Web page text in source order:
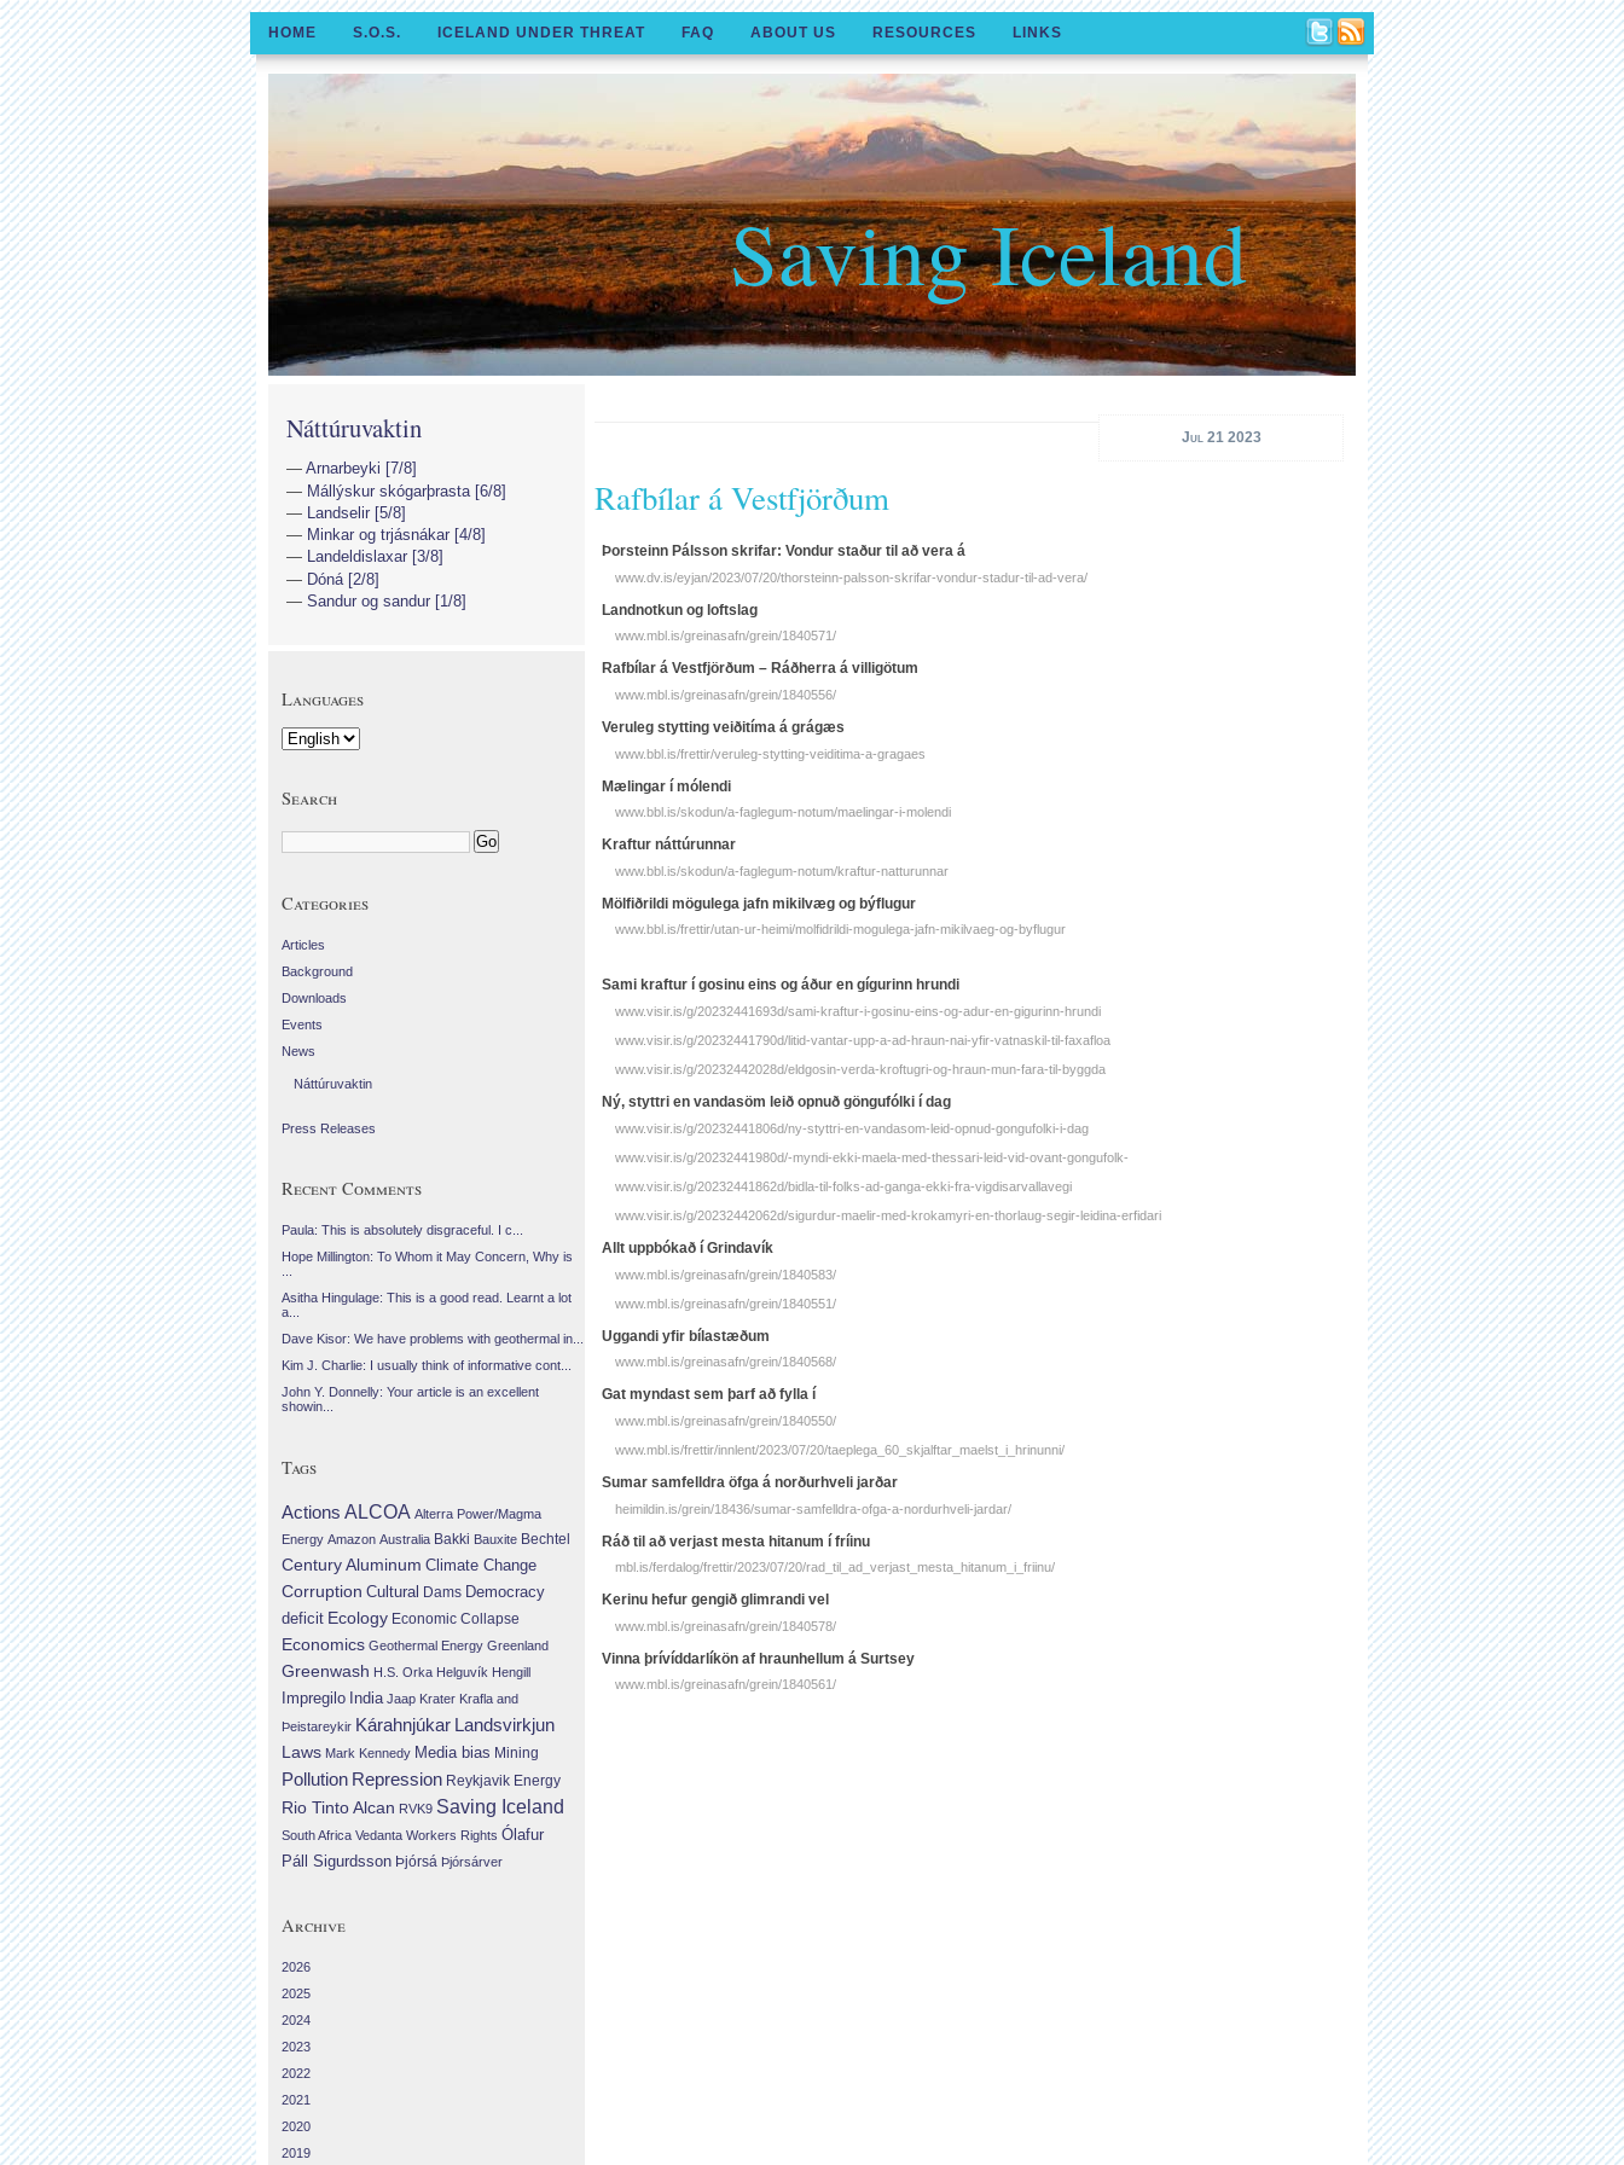
HOME S.O.S. ICELAND UNDER THREAT FAQ ABOUT US RESOURCES LINKS
Saving Iceland
Jul 21 2023
Rafbílar á Vestfjörðum
Þorsteinn Pálsson skrifar: Vondur staður til að vera á
www.dv.is/eyjan/2023/07/20/thorsteinn-palsson-skrifar-vondur-stadur-til-ad-vera/
Landnotkun og loftslag
www.mbl.is/greinasafn/grein/1840571/
Rafbílar á Vestfjörðum – Ráðherra á villigötum
www.mbl.is/greinasafn/grein/1840556/
Veruleg stytting veiðitíma á grágæs
www.bbl.is/frettir/veruleg-stytting-veiditima-a-gragaes
Mælingar í mólendi
www.bbl.is/skodun/a-faglegum-notum/maelingar-i-molendi
Kraftur náttúrunnar
www.bbl.is/skodun/a-faglegum-notum/kraftur-natturunnar
Mölfiðrildi mögulega jafn mikilvæg og býflugur
www.bbl.is/frettir/utan-ur-heimi/molfidrildi-mogulega-jafn-mikilvaeg-og-byflugur
Sami kraftur í gosinu eins og áður en gígurinn hrundi
www.visir.is/g/20232441693d/sami-kraftur-i-gosinu-eins-og-adur-en-gigurinn-hrundi
www.visir.is/g/20232441790d/litid-vantar-upp-a-ad-hraun-nai-yfir-vatnaskil-til-faxafloa
www.visir.is/g/20232442028d/eldgosin-verda-kroftugri-og-hraun-mun-fara-til-byggda
Ný, styttri en vanda­söm leið opnuð göngu­fólki í dag
www.visir.is/g/20232441806d/ny-styttri-en-vandasom-leid-opnud-gongufolki-i-dag
www.visir.is/g/20232441980d/-myndi-ekki-maela-med-thessari-leid-vid-ovant-gongufolk-
www.visir.is/g/20232441862d/bidla-til-folks-ad-ganga-ekki-fra-vigdisarvallavegi
www.visir.is/g/20232442062d/sigurdur-maelir-med-krokamyri-en-thorlaug-segir-leidina-erfidari
Allt uppbókað í Grindavík
www.mbl.is/greinasafn/grein/1840583/
www.mbl.is/greinasafn/grein/1840551/
Uggandi yfir bílastæðum
www.mbl.is/greinasafn/grein/1840568/
Gat myndast sem þarf að fylla í
www.mbl.is/greinasafn/grein/1840550/
www.mbl.is/frettir/innlent/2023/07/20/taeplega_60_skjalftar_maelst_i_hrinunni/
Sumar samfelldra öfga á norðurhveli jarðar
heimildin.is/grein/18436/sumar-samfelldra-ofga-a-nordurhveli-jardar/
Ráð til að verjast mesta hitanum í fríinu
mbl.is/ferdalog/frettir/2023/07/20/rad_til_ad_verjast_mesta_hitanum_i_friinu/
Kerinu hefur gengið glimrandi vel
www.mbl.is/greinasafn/grein/1840578/
Vinna þrívíddarlíkön af hraunhellum á Surtsey
www.mbl.is/greinasafn/grein/1840561/
Náttúruvaktin
Arnarbeyki [7/8]
Mállýskur skógarþrasta [6/8]
Landselir [5/8]
Minkar og trjásnákar [4/8]
Landeldislaxar [3/8]
Dóná [2/8]
Sandur og sandur [1/8]
Languages
Search
Categories
Articles
Background
Downloads
Events
News
Náttúruvaktin
Press Releases
Recent Comments
Paula: This is absolutely disgraceful. I c...
Hope Millington: To Whom it May Concern, Why is
Asitha Hingulage: This is a good read. Learnt a lot
a...
Dave Kisor: We have problems with geothermal in...
Kim J. Charlie: I usually think of informative cont...
John Y. Donnelly: Your article is an excellent
showin...
Tags
Actions ALCOA Alterra Power/Magma
Energy Amazon Australia Bakki Bauxite Bechtel
Century Aluminum Climate Change
Corruption Cultural Dams Democracy
deficit Ecology Economic Collapse
Economics Geothermal Energy Greenland
Greenwash H.S. Orka Helguvík Hengill
Impregilo India Jaap Krater Krafla and
Þeistareykir Kárahnjúkar Landsvirkjun
Laws Mark Kennedy Media bias Mining
Pollution Repression Reykjavik Energy
Rio Tinto Alcan RVK9 Saving Iceland
South Africa Vedanta Workers Rights Ólafur
Páll Sigurdsson Þjórsá Þjórsárver
Archive
2026
2025
2024
2023
2022
2021
2020
2019